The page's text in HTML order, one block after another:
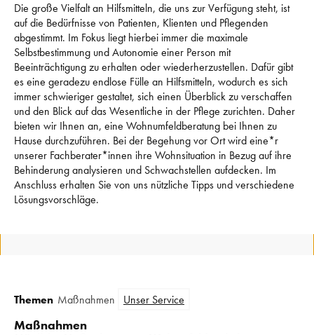
Die große Vielfalt an Hilfsmitteln, die uns zur Verfügung steht, ist
auf die Bedürfnisse von Patienten, Klienten und Pflegenden
abgestimmt. Im Fokus liegt hierbei immer die maximale
Selbstbestimmung und Autonomie einer Person mit
Beeinträchtigung zu erhalten oder wiederherzustellen. Dafür gibt
es eine geradezu endlose Fülle an Hilfsmitteln, wodurch es sich
immer schwieriger gestaltet, sich einen Überblick zu verschaffen
und den Blick auf das Wesentliche in der Pflege zurichten. Daher
bieten wir Ihnen an, eine Wohnumfeldberatung bei Ihnen zu
Hause durchzuführen. Bei der Begehung vor Ort wird eine*r
unserer Fachberater*innen ihre Wohnsituation in Bezug auf ihre
Behinderung analysieren und Schwachstellen aufdecken. Im
Anschluss erhalten Sie von uns nützliche Tipps und verschiedene
Lösungsvorschläge.
Themen Maßnahmen Unser Service
Maßnahmen